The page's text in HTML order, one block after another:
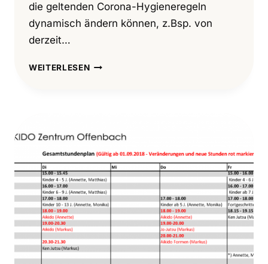
die geltenden Corona-Hygieneregeln
dynamisch ändern können, z.Bsp. von
derzeit…
WEITERLESENERSTES